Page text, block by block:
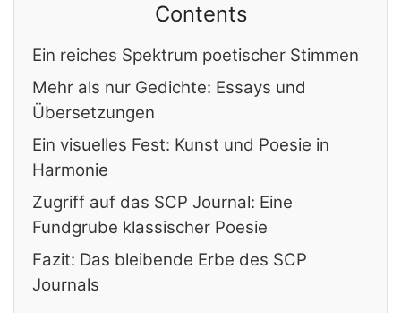
Contents
Ein reiches Spektrum poetischer Stimmen
Mehr als nur Gedichte: Essays und
Übersetzungen
Ein visuelles Fest: Kunst und Poesie in
Harmonie
Zugriff auf das SCP Journal: Eine
Fundgrube klassischer Poesie
Fazit: Das bleibende Erbe des SCP
Journals